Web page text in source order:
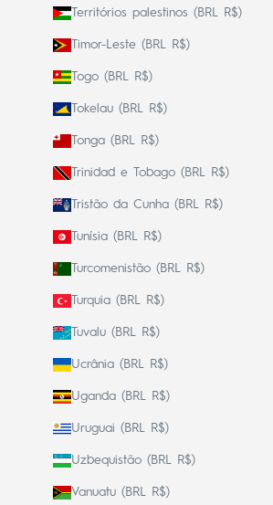
Territórios palestinos (BRL R$)
Timor-Leste (BRL R$)
Togo (BRL R$)
Tokelau (BRL R$)
Tonga (BRL R$)
Trinidad e Tobago (BRL R$)
Tristão da Cunha (BRL R$)
Tunísia (BRL R$)
Turcomenistão (BRL R$)
Turquia (BRL R$)
Tuvalu (BRL R$)
Ucrânia (BRL R$)
Uganda (BRL R$)
Uruguai (BRL R$)
Uzbequistão (BRL R$)
Vanuatu (BRL R$)